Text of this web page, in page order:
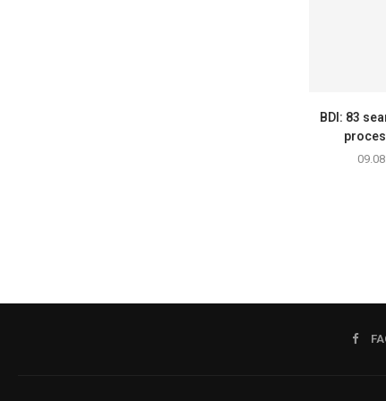
BDI: 83